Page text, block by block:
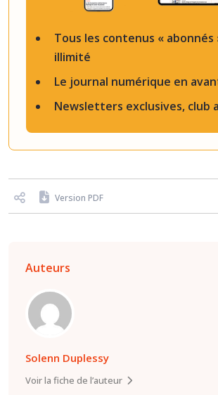
Tous les contenus « abonnés
illimité
Le journal numérique en
Newsletters exclusives, club
Version PDF
Auteurs
Solenn Duplessy
Voir la fiche de l’auteur